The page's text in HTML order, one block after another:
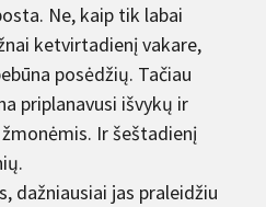
Ne, kaip tik labai
ketvirtadienį vakare,
posėdžių. Tačiau
priplanavusi išvykų ir
Ir šeštadienį
dažniausiai jas praleidžiu